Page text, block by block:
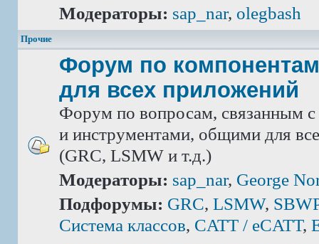
Модераторы: sap_nar, olegbash
Прочие
Форум по
для всех приложений
Форум по вопросам, связанным
и инструментами, общими для
(GRC, LSMW и т.д.)
Модераторы: sap_nar, George
Подфорумы: GRC, LSMW,
Система классов, CATT / eCATT,